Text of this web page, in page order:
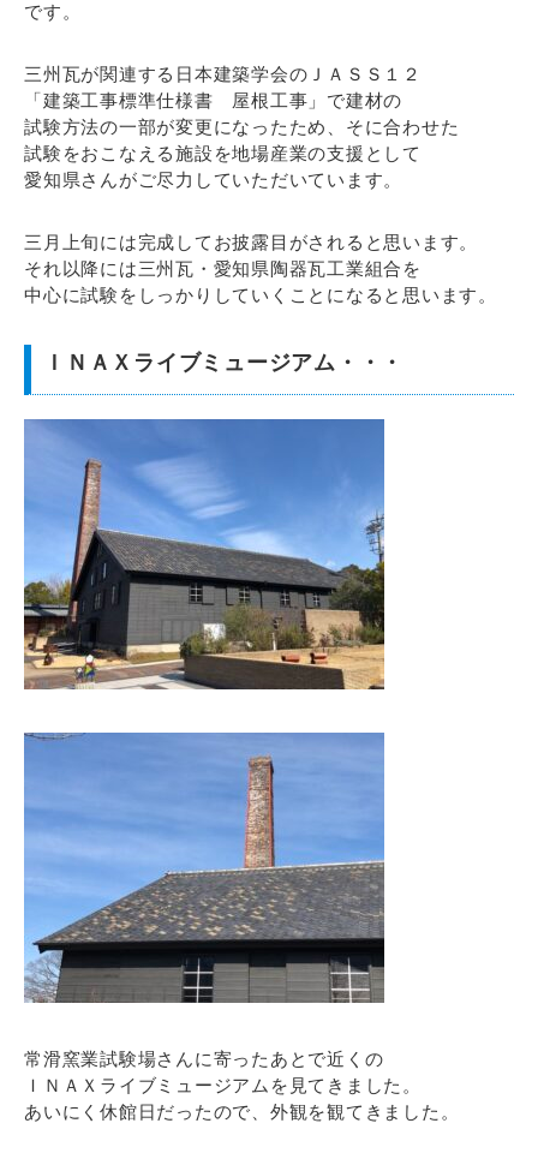
です。
三州瓦が関連する日本建築学会のＪＡＳＳ１２
「建築工事標準仕様書 屋根工事」で建材の
試験方法の一部が変更になったため、そに合わせた
試験をおこなえる施設を地場産業の支援として
愛知県さんがご尽力していただいています。
三月上旬には完成してお披露目がされると思います。
それ以降には三州瓦・愛知県陶器瓦工業組合を
中心に試験をしっかりしていくことになると思います。
ＩＮＡＸライブミュージアム・・・
常滑窯業試験場さんに寄ったあとで近くの
ＩＮＡＸライブミュージアムを見てきました。
あいにく休館日だったので、外観を観てきました。